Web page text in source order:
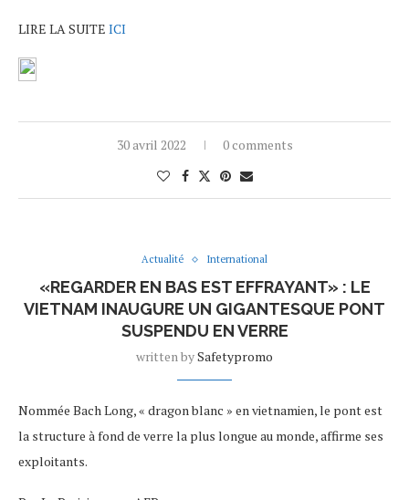
LIRE LA SUITE ICI
30 avril 2022 0 comments
Actualité International
«REGARDER EN BAS EST EFFRAYANT» : LE
VIETNAM INAUGURE UN GIGANTESQUE PONT
SUSPENDU EN VERRE
written bySafetypromo
Nommée Bach Long, « dragon blanc » en vietnamien, le pont est
la structure à fond de verre la plus longue au monde, affirme ses
exploitants.